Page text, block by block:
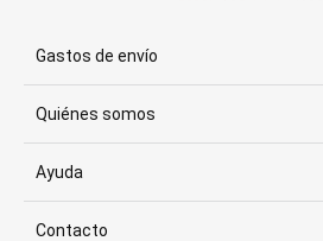
Gastos de envío
Quiénes somos
Ayuda
Contacto